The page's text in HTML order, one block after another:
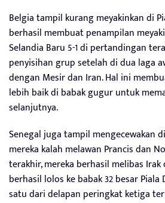
Belgia tampil kurang meyakinkan di
berhasil membuat penampilan
Selandia Baru 5-1 di pertandingan
penyisihan grup setelah di dua laga
dengan Mesir dan Iran. Hal ini
lebih baik di babak gugur untuk
selanjutnya.
Senegal juga tampil mengecewakan
mereka kalah melawan Prancis dan
terakhir, mereka berhasil melibas
berhasil lolos ke babak 32 besar Piala
satu dari delapan peringkat ketiga